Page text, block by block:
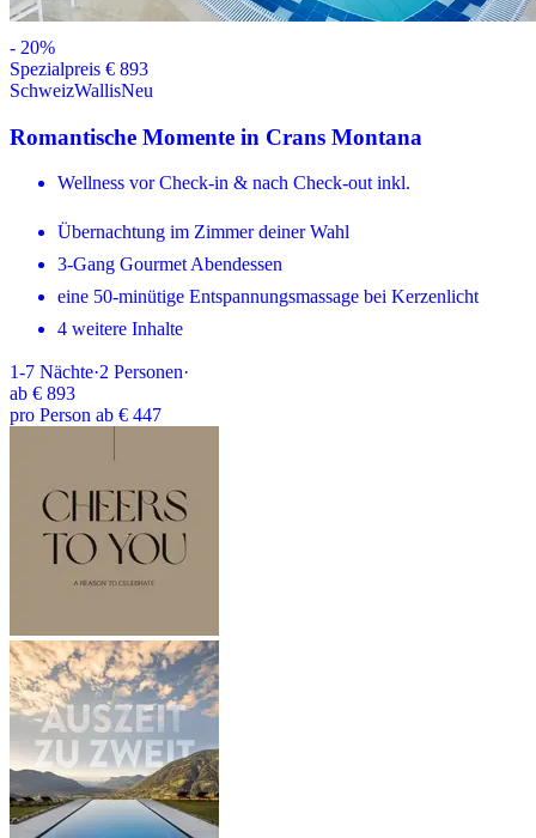
- 20%
Spezialpreis € 893
SchweizWallisNeu
Romantische Momente in Crans Montana
Wellness vor Check-in & nach Check-out inkl.
Übernachtung im Zimmer deiner Wahl
3-Gang Gourmet Abendessen
eine 50-minütige Entspannungsmassage bei Kerzenlicht
4 weitere Inhalte
1-7 Nächte·2 Personen·
ab € 893
pro Person ab € 447